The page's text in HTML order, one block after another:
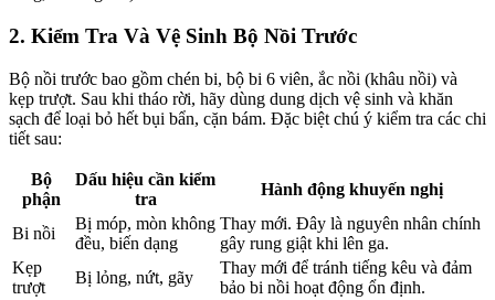
2. Kiểm Tra Và Vệ Sinh Bộ Nồi Trước
Bộ nồi trước bao gồm chén bi, bộ bi 6 viên, ắc nồi (khâu nồi) và
kẹp trượt. Sau khi tháo rời, hãy dùng dung dịch vệ sinh và khăn
sạch để loại bỏ hết bụi bẩn, cặn bám. Đặc biệt chú ý kiểm tra các chi
tiết sau:
Bộ
phận
Dấu hiệu cần kiểm
tra
Hành động khuyến nghị
Bi nồi
Bị móp, mòn không
đều, biến dạng
Thay mới. Đây là nguyên nhân chính
gây rung giật khi lên ga.
Kẹp
trượt
Bị lỏng, nứt, gãy
Thay mới để tránh tiếng kêu và đảm
bảo bi nồi hoạt động ổn định.